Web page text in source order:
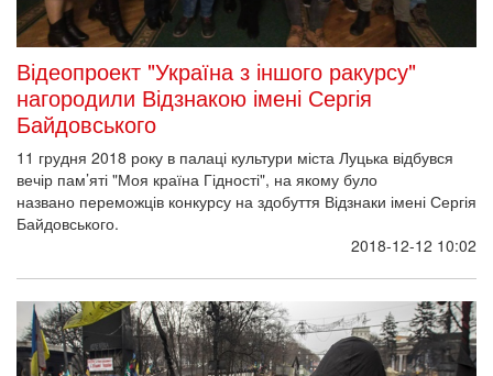
Відеопроект "Україна з іншого ракурсу"
нагородили Відзнакою імені Сергія
Байдовського
11 грудня 2018 року в палаці культури міста Луцька відбувся
вечір пам’яті "Моя країна Гідності", на якому було
названо переможців конкурсу на здобуття Відзнаки імені Сергія
Байдовського.
2018-12-12 10:02